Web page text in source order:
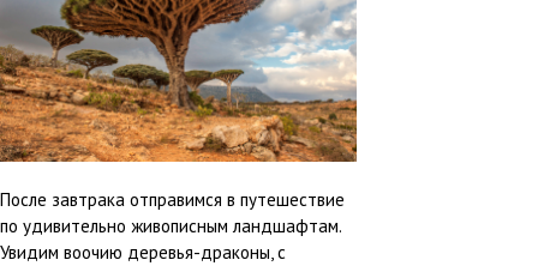
После завтрака отправимся в путешествие
по удивительно живописным ландшафтам.
Увидим воочию деревья-драконы, с